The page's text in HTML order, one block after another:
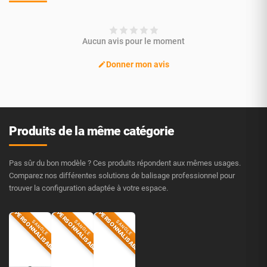
Aucun avis pour le moment
Donner mon avis
Produits de la même catégorie
Pas sûr du bon modèle ? Ces produits répondent aux mêmes usages.
Comparez nos différentes solutions de balisage professionnel pour
trouver la configuration adaptée à votre espace.
SANGLE
PERSONNALISABLE SANGLE
PERSONNALISABLE SANGLE
PERSONNALISABLE